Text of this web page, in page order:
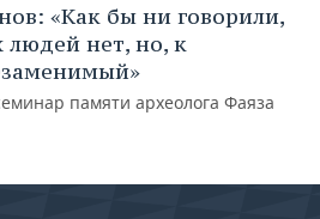
«Как бы ни говорили,
нет, но, к
памяти археолога Фаяза